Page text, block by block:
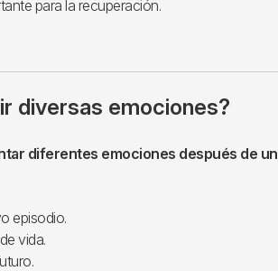
para la recuperación.
diversas emociones?
diferentes emociones después de un
episodio.
vida.